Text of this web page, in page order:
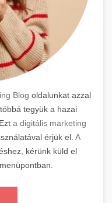
Blog oldalunkat azzal
tegyük a hazai
Ezt a digitális marketing
érjük el. A
kérünk küld el